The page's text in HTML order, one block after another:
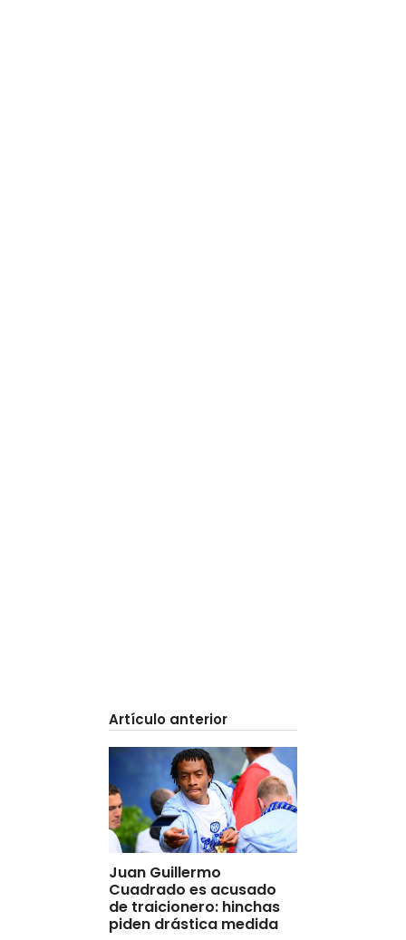
Artículo anterior
Juan Guillermo
Cuadrado es acusado
de traicionero: hinchas
piden drástica medida